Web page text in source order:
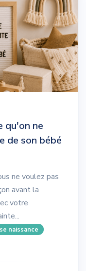
qu'on ne
de son bébé
ne voulez pas
avant la
votre
naissance